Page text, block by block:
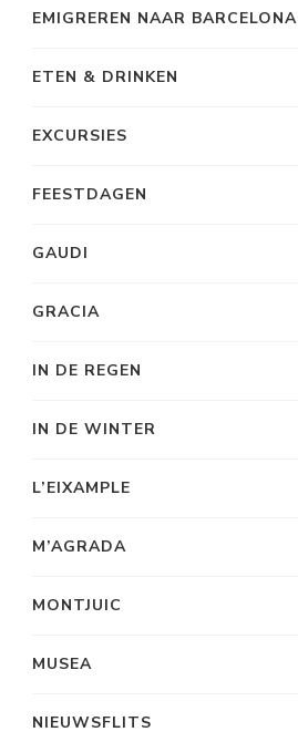
EMIGREREN NAAR BARCELONA
ETEN & DRINKEN
EXCURSIES
FEESTDAGEN
GAUDI
GRACIA
IN DE REGEN
IN DE WINTER
L’EIXAMPLE
M’AGRADA
MONTJUIC
MUSEA
NIEUWSFLITS